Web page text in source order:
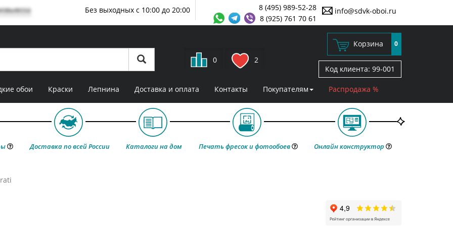
info@sdvk-oboi.ru
8 (495) 989-52-28
8 (925) 761 70 61
Без выходных с 10:00 до 20:00
0 2
Корзина 0
Код клиента: 99-001
обои Краски Лепнина Доставка и оплата Контакты Покупателям Распродажа %
Доставка по всей России Каталоги на дом Печать фресок и фотообоев Онлайн конструктор